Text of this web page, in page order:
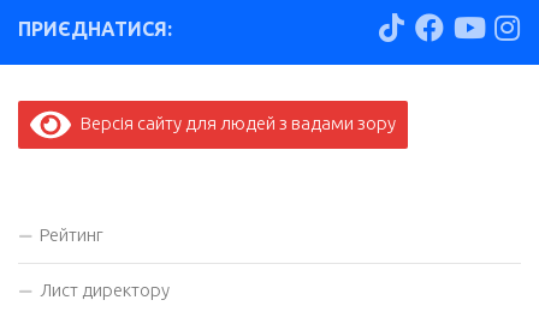
ПРИЄДНАТИСЯ:
Версія сайту для людей з вадами зору
Рейтинг
Лист директору